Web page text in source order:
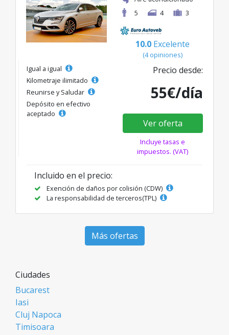
5
4 3
10.0 Excelente
(4 opiniones)
Igual a igual
Kilometraje ilimitado
Reunirse y Saludar
Depósito en efectivo
aceptado
Precio desde:
55€/día
Ver oferta
Incluye tasas e
impuestos. (VAT)
Incluido en el precio:
Exención de daños por colisión (CDW)
La responsabilidad de terceros(TPL)
Más ofertas
Ciudades
Bucarest
Iasi
Cluj Napoca
Timisoara